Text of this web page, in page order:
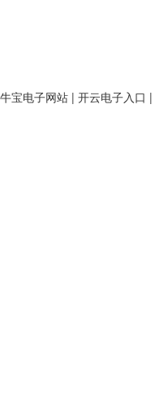
牛宝电子网站 | 开云电子入口 |